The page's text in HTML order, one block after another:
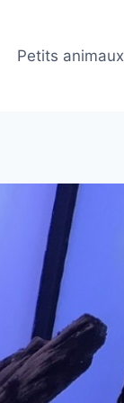
Petits animaux